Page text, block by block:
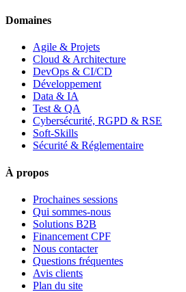
Domaines
Agile & Projets
Cloud & Architecture
DevOps & CI/CD
Développement
Data & IA
Test & QA
Cybersécurité, RGPD & RSE
Soft-Skills
Sécurité & Réglementaire
À propos
Prochaines sessions
Qui sommes-nous
Solutions B2B
Financement CPF
Nous contacter
Questions fréquentes
Avis clients
Plan du site